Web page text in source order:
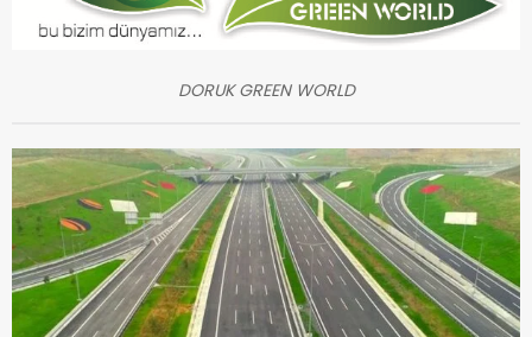
DORUK GREEN WORLD